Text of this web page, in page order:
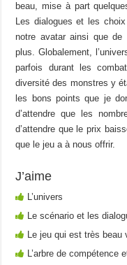
beau, mise à part
Les dialogues et les
notre avatar ainsi que de
plus. Globalement,
parfois durant les
diversité des monstres y
les bons points que je
d’attendre que les
d’attendre que le prix
que le jeu a à nous offrir.
J’aime
L’univers
Le scénario et les
Le jeu qui est très beau
L’arbre de compétence